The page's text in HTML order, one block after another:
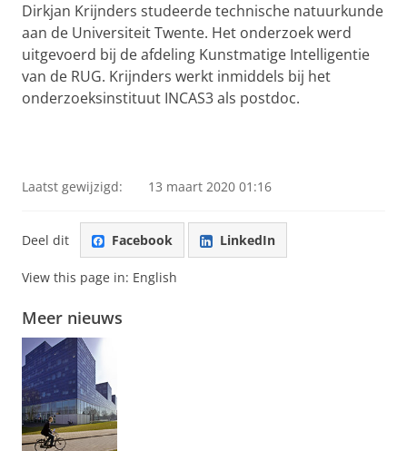
Dirkjan Krijnders studeerde technische natuurkunde
aan de Universiteit Twente. Het onderzoek werd
uitgevoerd bij de afdeling Kunstmatige Intelligentie
van de RUG. Krijnders werkt inmiddels bij het
onderzoeksinstituut INCAS3 als postdoc.
Laatst gewijzigd: 13 maart 2020 01:16
Deel dit Facebook LinkedIn
View this page in: English
Meer nieuws